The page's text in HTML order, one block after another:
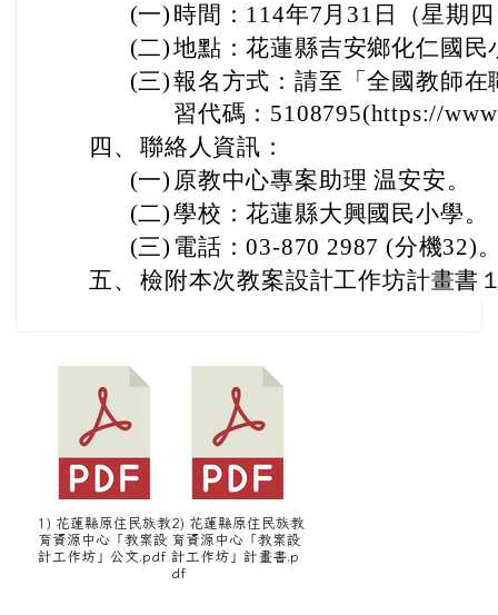
(一) 時間：114年7月31日（星期
(二)地點：花蓮縣吉安鄉化仁國民
(三)報名方式：請至「全國教師
習代碼：5108795(https://
四、 聯絡人資訊：
(一) 原教中心專案助理 温安安。
(二)學校：花蓮縣大興國民小學。
(三) 電話：03-870 2987 (分機32)
五、 檢附本次教案設計工作坊計畫書
1) 花蓮縣原住民族教
育資源中心「教案設
計工作坊」公文.pdf
2) 花蓮縣原住民族教
育資源中心「教案設
計工作坊」計畫書.p
df